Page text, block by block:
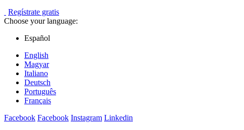
Regístrate gratis
Choose your language:
Español
English
Magyar
Italiano
Deutsch
Português
Français
Facebook Facebook Instagram Linkedin